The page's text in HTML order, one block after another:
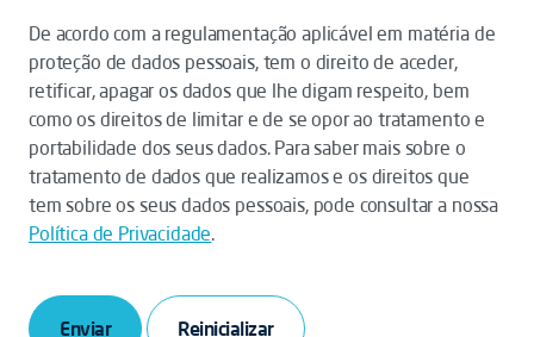
De acordo com a regulamentação aplicável em matéria de
proteção de dados pessoais, tem o direito de aceder,
retificar, apagar os dados que lhe digam respeito, bem
como os direitos de limitar e de se opor ao tratamento e
portabilidade dos seus dados. Para saber mais sobre o
tratamento de dados que realizamos e os direitos que
tem sobre os seus dados pessoais, pode consultar a nossa
Política de Privacidade.
Enviar